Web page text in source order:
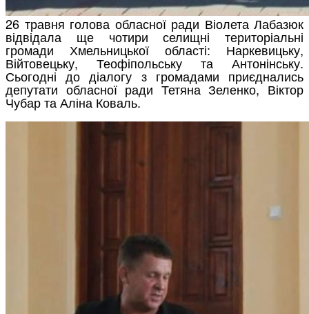
26 травня голова обласної ради Віолета Лабазюк
відвідала ще чотири селищні територіальні
громади Хмельницької області: Наркевицьку,
Війтовецьку, Теофіпольську та Антонінську.
Сьогодні до діалогу з громадами приєднались
депутати обласної ради Тетяна Зеленко, Віктор
Чубар та Аліна Коваль.